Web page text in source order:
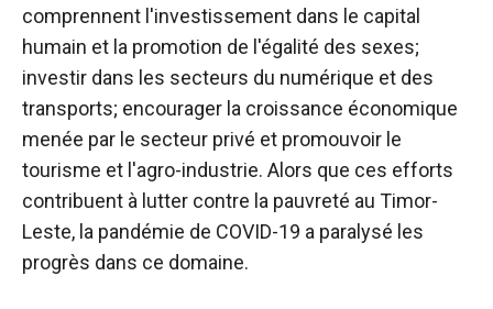
comprennent l'investissement dans le capital
humain et la promotion de l'égalité des sexes;
investir dans les secteurs du numérique et des
transports; encourager la croissance économique
menée par le secteur privé et promouvoir le
tourisme et l'agro-industrie. Alors que ces efforts
contribuent à lutter contre la pauvreté au Timor-
Leste, la pandémie de COVID-19 a paralysé les
progrès dans ce domaine.